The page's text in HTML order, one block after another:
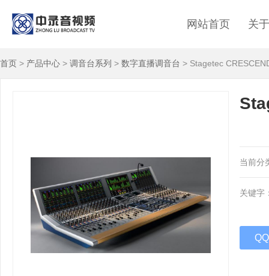
网站首页 关
首页 > 产品中心 > 调音台系列 > 数字直播调音台 > Stagetec
当前分
关键字